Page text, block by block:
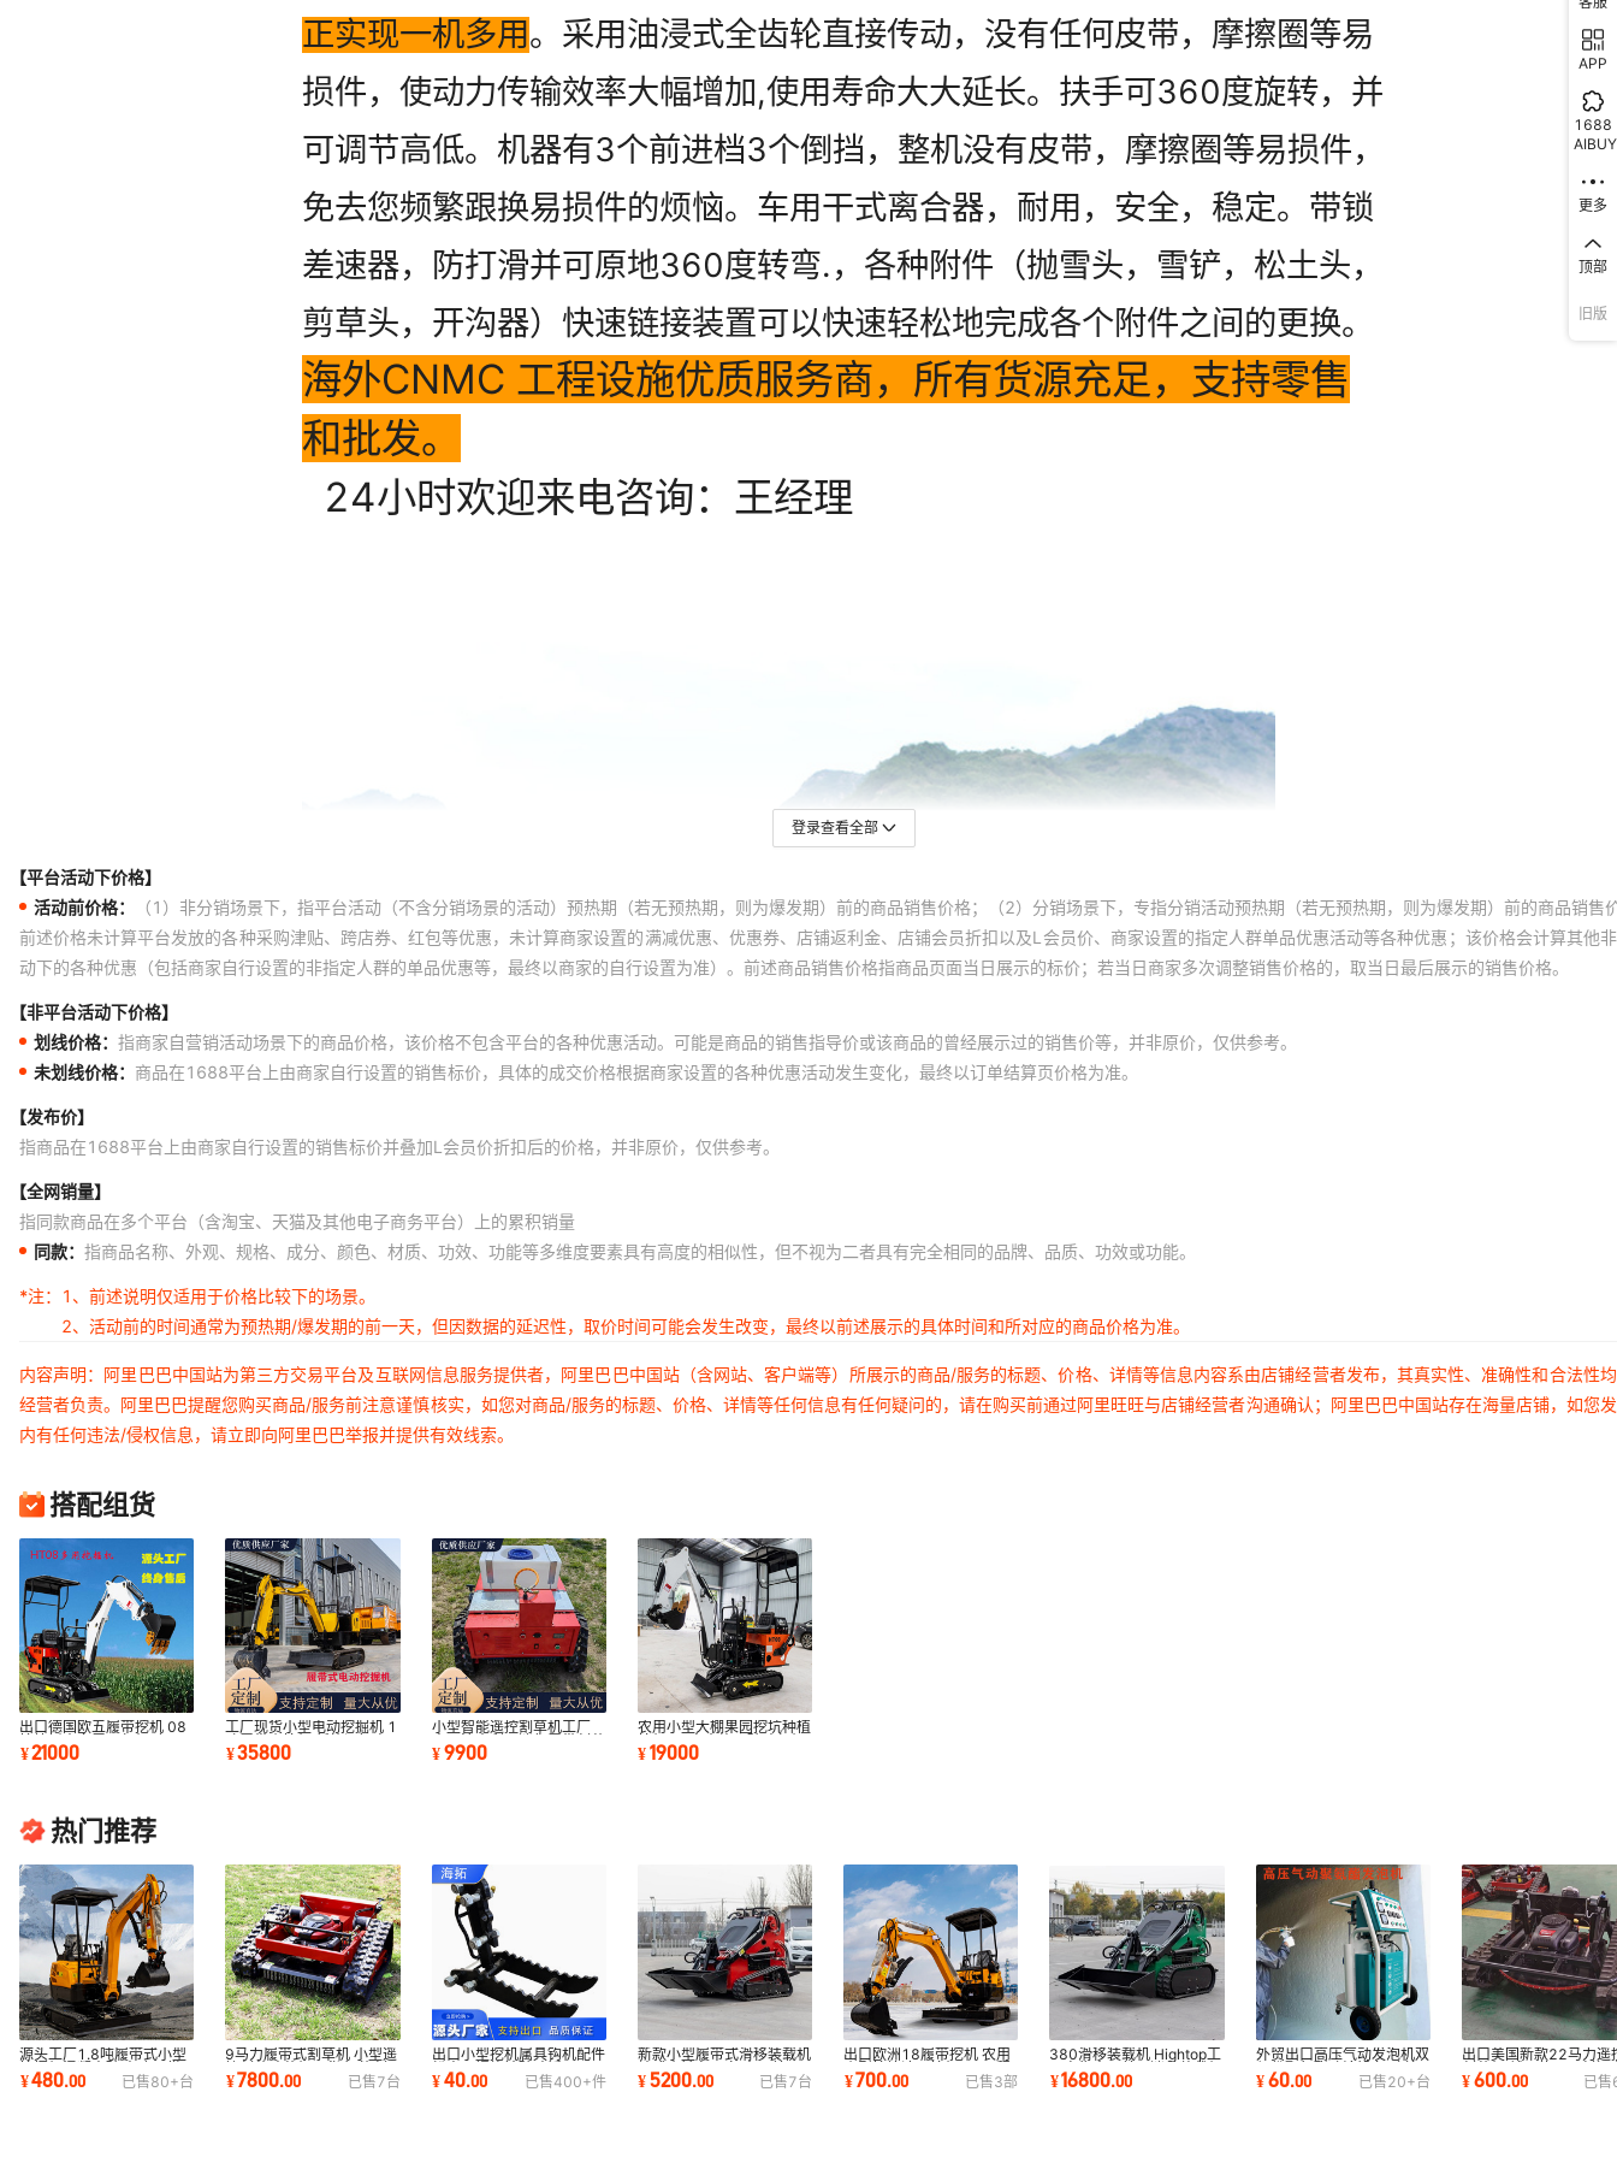
登录查看全部
【平台活动下价格】
活动前价格：
（1）非分销场景下，指平台活动（不含分销场景的活动）预热期（若无预热期，则为爆发期）前的商品销售价格；（2）分销场景下，专指分销活动预热期（若无预热期，则为爆发期）前的商品销售
前述价格未计算平台发放的各种采购津贴、跨店券、红包等优惠，未计算商家设置的满减优惠、优惠券、店铺返利金、店铺会员折扣以及L会员价、商家设置的指定人群单品优惠活动等各种优惠；该价格会计算其他
动下的各种优惠（包括商家自行设置的非指定人群的单品优惠等，最终以商家的自行设置为准）。前述商品销售价格指商品页面当日展示的标价；若当日商家多次调整销售价格的，取当日最后展示的销售价格。
【非平台活动下价格】
划线价格： 指商家自营销活动场景下的商品价格，该价格不包含平台的各种优惠活动。可能是商品的销售指导价或该商品的曾经展示过的销售价等，并非原价，仅供参考。
未划线价格： 商品在1688平台上由商家自行设置的销售标价，具体的成交价格根据商家设置的各种优惠活动发生变化，最终以订单结算页价格为准。
【发布价】
指商品在1688平台上由商家自行设置的销售标价并叠加L会员价折扣后的价格，并非原价，仅供参考。
【全网销量】
指同款商品在多个平台（含淘宝、天猫及其他电子商务平台）上的累积销量
同款： 指商品名称、外观、规格、成分、颜色、材质、功效、功能等多维度要素具有高度的相似性，但不视为二者具有完全相同的品牌、品质、功效或功能。
*注：
1、前述说明仅适用于价格比较下的场景。
2、活动前的时间通常为预热期/爆发期的前一天，但因数据的延迟性，取价时间可能会发生改变，最终以前述展示的具体时间和所对应的商品价格为准。
内容声明：阿里巴巴中国站为第三方交易平台及互联网信息服务提供者，阿里巴巴中国站（含网站、客户端等）所展示的商品/服务的标题、价格、详情等信息内容系由店铺经营者发布，其真实性、准确性和合法性
经营者负责。阿里巴巴提醒您购买商品/服务前注意谨慎核实，如您对商品/服务的标题、价格、详情等任何信息有任何疑问的，请在购买前通过阿里旺旺与店铺经营者沟通确认；阿里巴巴中国站存在海量店铺，如您
内有任何违法/侵权信息，请立即向阿里巴巴举报并提供有效线索。
搭配组货
出口德国欧五履带挖机 08
挖坑抓木多属具勾机 农用
种植室内破碎机
¥21000
工厂现货小型电动挖掘机 1
吨履带小挖机 新能源锂电
款小型挖掘机
¥35800
小型智能遥控割草机工厂
出口澳大利亚迷你履带割草
机 隆鑫草坪机
¥9900
农用小型大棚果园挖坑种植
挖机 08室内施工破碎勾机
多属具挖机
¥19000
热门推荐
源头工厂1.8吨履带式小型
挖掘机混凝土破碎 农用微
挖果园小钩机
¥480.00 已售80+台
9马力履带式割草机 小型遥
控割草碎草机现货 智能割
草机远程操控
¥7800.00 已售7台
出口小型挖机属具钩机配件
松土器螺旋钻破碎锤平面斗
窄斗挖机抓夹
¥40.00 已售400+件
新款小型履带式滑移装载机
轮式小铲车厂家 出口美国
站立式滑移机
¥5200.00 已售7台
出口欧洲18履带挖机 农用
小型挖坑液压挖机 18工程
挖沟破碎挖机
¥700.00 已售3部
380滑移装载机 Hightop工
厂直售出口美国迷你装载机
庭院果园装载
¥16800.00
外贸出口高压气动发泡机双
组份聚氨酯喷涂设备 喷枪
AB料喷涂机
¥60.00 已售20+台
出口美国新款22马力遥
割草机 越野款800割幅
动力 汽油割草机
¥600.00 已售
APP
1688
AIBUY
更多
顶部
旧版